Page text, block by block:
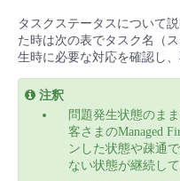
タスクステータスについて
た時は次の表でタスク名（
生時に必要な対応を確認し
注釈
問題発生状態のま
客さまのManaged
ンした状態や疎通
ない状態が継続して